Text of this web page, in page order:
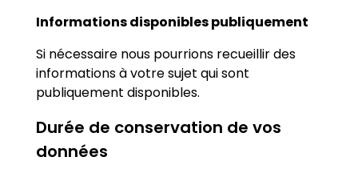
Informations disponibles publiquement
Si nécessaire nous pourrions recueillir des
informations à votre sujet qui sont
publiquement disponibles.
Durée de conservation de vos
données